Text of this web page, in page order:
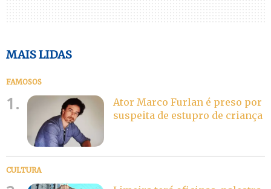
MAIS LIDAS
FAMOSOS
1.
Ator Marco Furlan é preso por
suspeita de estupro de criança
CULTURA